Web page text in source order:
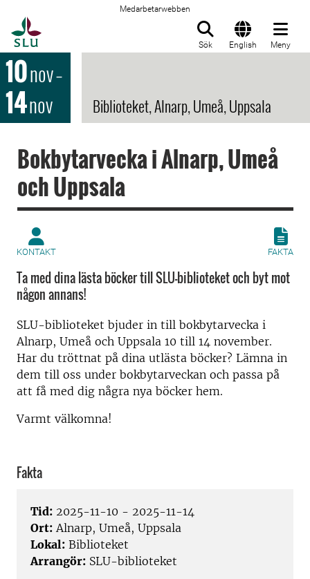
Medarbetarwebben
Sök English Meny
10nov–
14nov Biblioteket, Alnarp, Umeå, Uppsala
Bokbytarvecka i Alnarp, Umeå
och Uppsala
KONTAKT FAKTA
Ta med dina lästa böcker till SLU-biblioteket och byt mot
någon annans!
SLU-biblioteket bjuder in till bokbytarvecka i
Alnarp, Umeå och Uppsala 10 till 14 november.
Har du tröttnat på dina utlästa böcker? Lämna in
dem till oss under bokbytarveckan och passa på
att få med dig några nya böcker hem.
Varmt välkomna!
Fakta
Tid: 2025-11-10 - 2025-11-14
Ort: Alnarp, Umeå, Uppsala
Lokal: Biblioteket
Arrangör: SLU-biblioteket